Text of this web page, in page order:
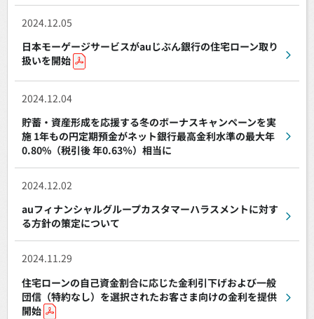
2024.12.05
日本モーゲージサービスがauじぶん銀行の住宅ローン取り
扱いを開始
2024.12.04
貯蓄・資産形成を応援する冬のボーナスキャンペーンを実
施 1年もの円定期預金がネット銀行最高金利水準の最大年
0.80%（税引後 年0.63％）相当に
2024.12.02
auフィナンシャルグループカスタマーハラスメントに対す
る方針の策定について
2024.11.29
住宅ローンの自己資金割合に応じた金利引下げおよび一般
団信（特約なし）を選択されたお客さま向けの金利を提供
開始